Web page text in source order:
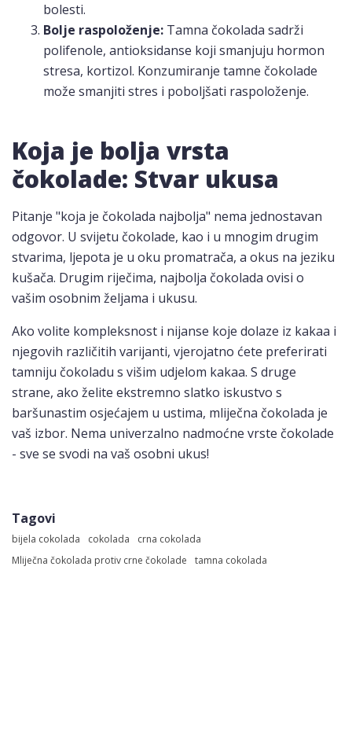
bolesti.
Bolje raspoloženje: Tamna čokolada sadrži
polifenole, antioksidanse koji smanjuju hormon
stresa, kortizol. Konzumiranje tamne čokolade
može smanjiti stres i poboljšati raspoloženje.
Koja je bolja vrsta
čokolade: Stvar ukusa
Pitanje "koja je čokolada najbolja" nema jednostavan
odgovor. U svijetu čokolade, kao i u mnogim drugim
stvarima, ljepota je u oku promatrača, a okus na jeziku
kušača. Drugim riječima, najbolja čokolada ovisi o
vašim osobnim željama i ukusu.
Ako volite kompleksnost i nijanse koje dolaze iz kakaa i
njegovih različitih varijanti, vjerojatno ćete preferirati
tamniju čokoladu s višim udjelom kakaa. S druge
strane, ako želite ekstremno slatko iskustvo s
baršunastim osjećajem u ustima, mliječna čokolada je
vaš izbor. Nema univerzalno nadmoćne vrste čokolade
- sve se svodi na vaš osobni ukus!
Tagovi
bijela cokolada cokolada
crna cokolada
Mliječna čokolada protiv crne čokolade
tamna cokolada